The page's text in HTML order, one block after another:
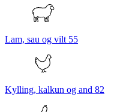
Lam, sau og vilt 55
Kylling, kalkun og and 82